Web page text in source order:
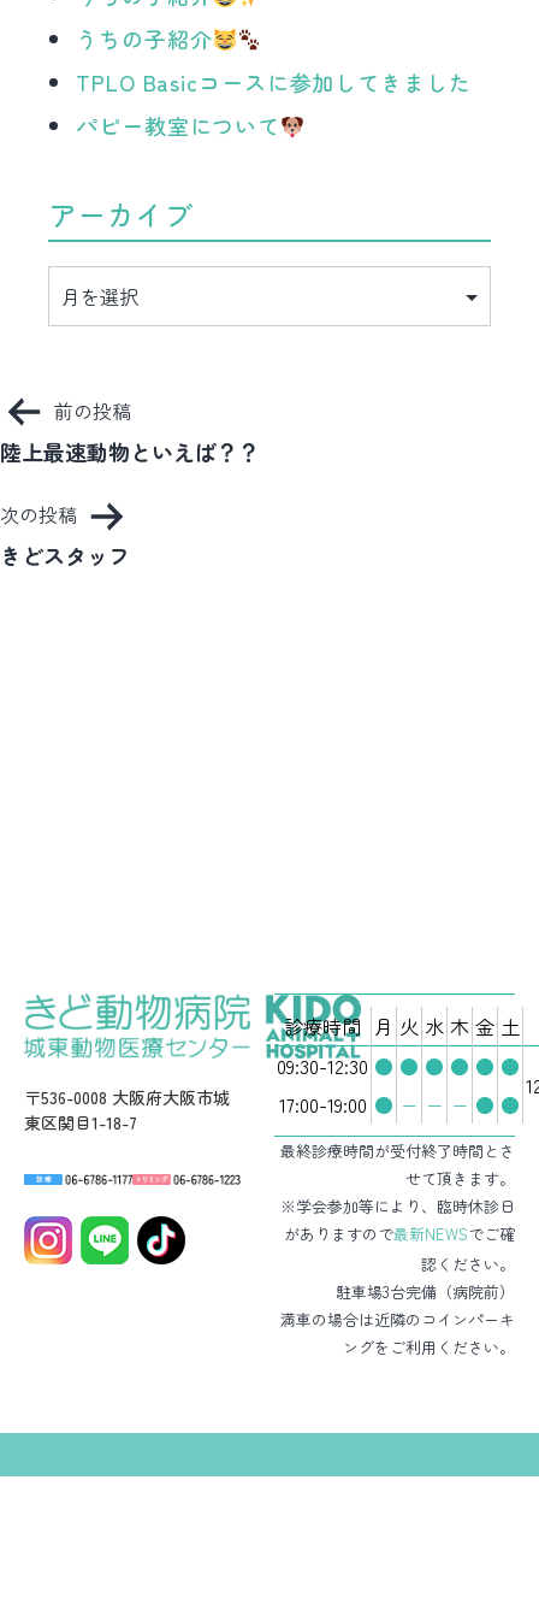
うちの子紹介
TPLO Basicコースに参加してきました
パピー教室について
アーカイブ
イ
投
稿
ビ
ゲ
前の投稿
陸上最速動物といえば？？
次の投稿
きどスタッフ
〒536-0008 大阪府大阪市城
東区関目1-18-7
診療時間 月 火 水 木 金 土
09:30-12:30 ● ● ● ● ● ●
17:00-19:00 ● − − − ● ●
最終診療時間が受付終了時間とさ
せて頂きます。
※学会参加等により、臨時休診日
がありますので最新NEWSでご確
認ください。
駐車場3台完備（病院前）
満車の場合は近隣のコインパーキ
ングをご利用ください。